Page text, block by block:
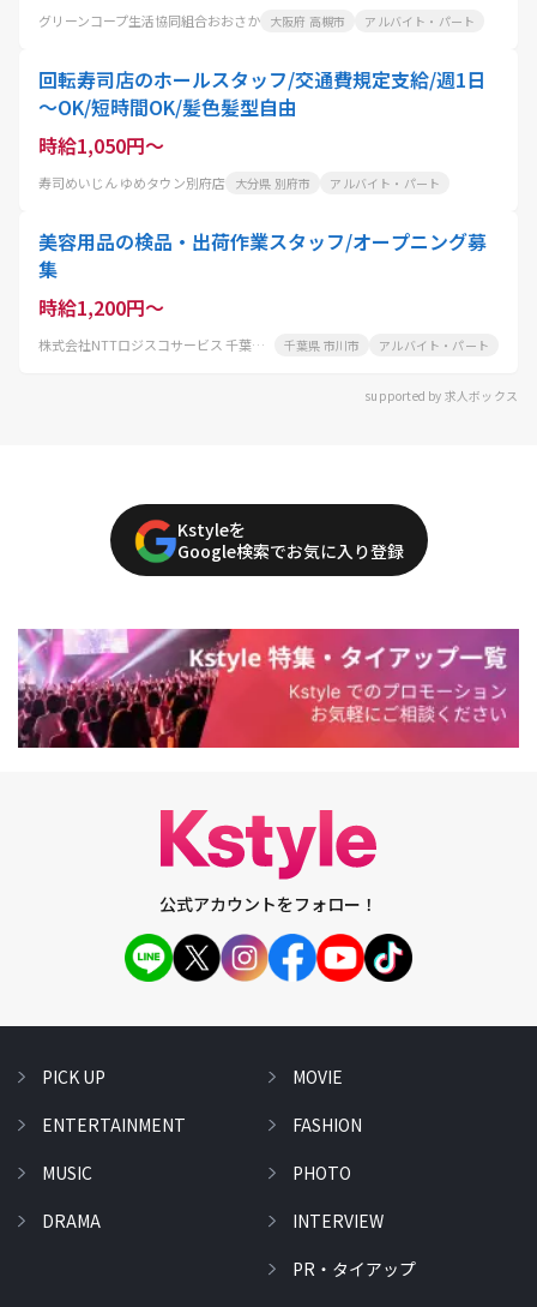
グリーンコープ生活協同組合おおさか 大阪府 高槻市 アルバイト・パート
回転寿司店のホールスタッフ/交通費規定支給/週1日
～OK/短時間OK/髪色髪型自由
時給1,050円～
寿司めいじん ゆめタウン別府店 大分県 別府市 アルバイト・パート
美容用品の検品・出荷作業スタッフ/オープニング募
集
時給1,200円～
株式会社NTTロジスコサービス 千葉物流センター 千葉県 市川市 アルバイト・パート
supported by 求人ボックス
Kstyleを
Google検索でお気に入り登録
公式アカウントをフォロー！
PICK UP
ENTERTAINMENT
MUSIC
DRAMA
MOVIE
FASHION
PHOTO
INTERVIEW
PR・タイアップ